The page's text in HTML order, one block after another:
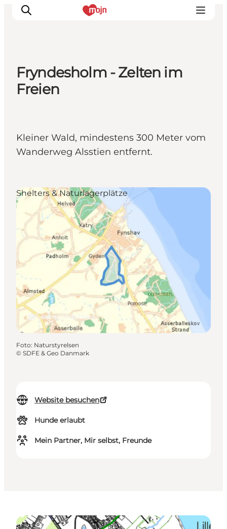
Erlebnisse
Plane deine Reise
Booking
Fryndesholm - Zelten im
Freien
Kleiner Wald, mindestens 300 Meter vom
Wanderweg Alsstien entfernt.
Website besuchen
Hunde erlaubt
Mein Partner, Mir selbst, Freunde
Fynshav, Südjütland
Shelters & Naturlagerplätze
Foto: Naturstyrelsen
© SDFE & Geo Danmark